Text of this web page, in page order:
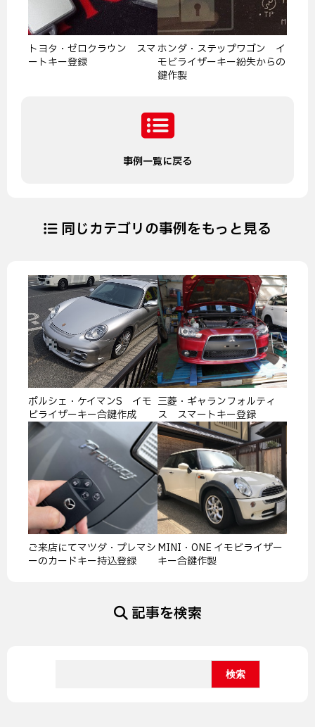
トヨタ・ゼロクラウン スマ
ートキー登録
事例一覧に戻る
ホンダ・ステップワゴン イ
モビライザーキー紛失からの
鍵作製
同じカテゴリの事例をもっと見る
ポルシェ・ケイマンS イモ
ビライザーキー合鍵作成
三菱・ギャランフォルティ
ス スマートキー登録
ご来店にてマツダ・プレマシ
ーのカードキー持込登録
MINI・ONE イモビライザー
キー合鍵作製
記事を検索